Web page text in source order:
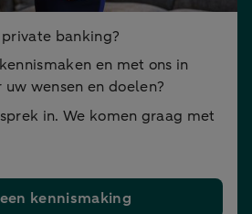
banking?
en met ons in
wensen en doelen?
in. We komen graag met
kennismaking